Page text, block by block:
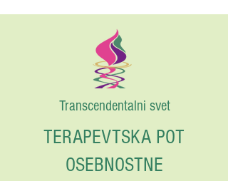
Transcendentalni svet
TERAPEVTSKA POT
OSEBNOSTNE